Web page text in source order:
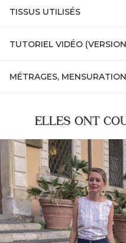
TISSUS UTILISÉS
TUTORIEL VIDÉO
MÉTRAGES,
ELLES ONT